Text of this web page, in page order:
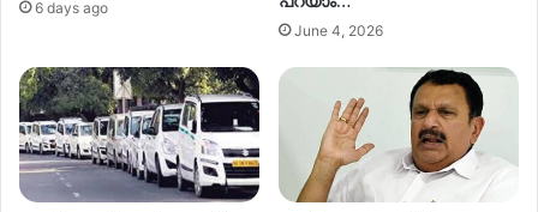
6 days ago
June 4, 2026